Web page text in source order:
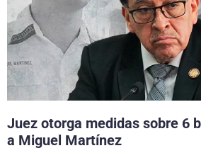
Juez otorga medidas sobre 6
a Miguel Martínez